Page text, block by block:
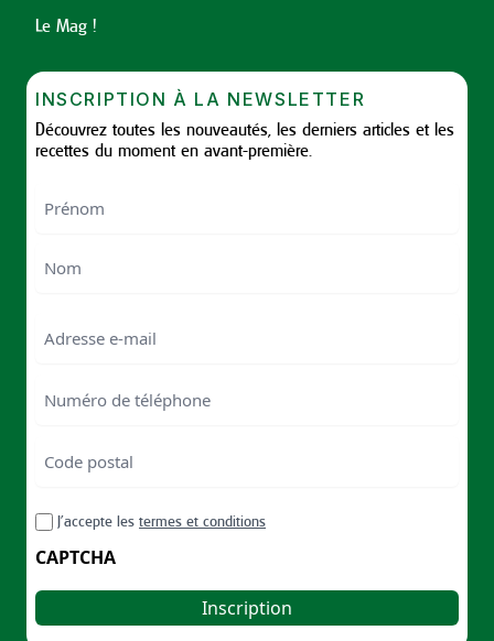
Le Mag !
INSCRIPTION À LA NEWSLETTER
Découvrez toutes les nouveautés, les derniers articles et les
recettes du moment en avant-première.
Nom
Numéro
de
postal
postal
RGPDJ’accepte les termes et conditions
CAPTCHA